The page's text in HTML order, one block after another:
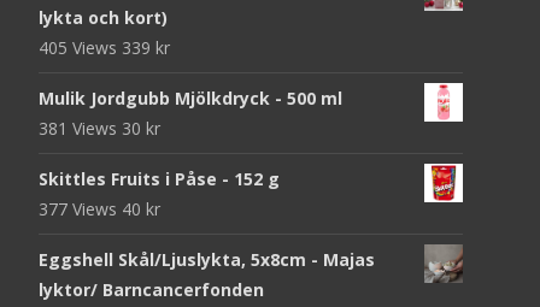
lykta och kort)
405 Views 339 kr
Mulik Jordgubb Mjölkdryck - 500 ml
381 Views 30 kr
Skittles Fruits i Påse - 152 g
377 Views 40 kr
Eggshell Skål/Ljuslykta, 5x8cm - Majas
lyktor/ Barncancerfonden